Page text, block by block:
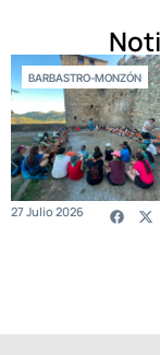
BARBASTRO-MONZÓN
27 Julio 2026